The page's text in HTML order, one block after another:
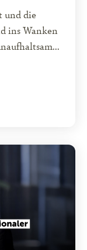
und die
ins Wanken